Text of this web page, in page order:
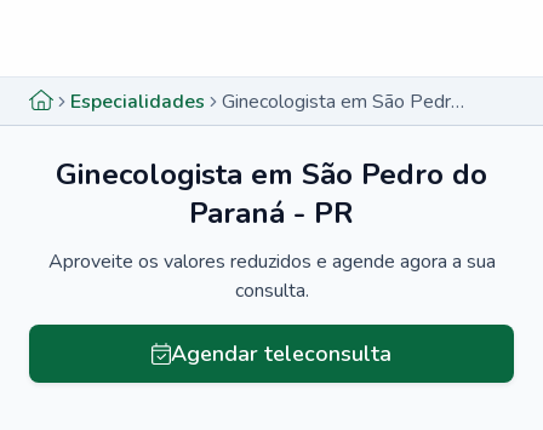
Especialidades Ginecologista em São Pedro do Paraná - PR
Ginecologista em São Pedro do
Paraná - PR
Aproveite os valores reduzidos e agende agora a sua
consulta.
Agendar teleconsulta